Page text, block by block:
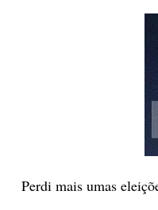
Perdi mais umas